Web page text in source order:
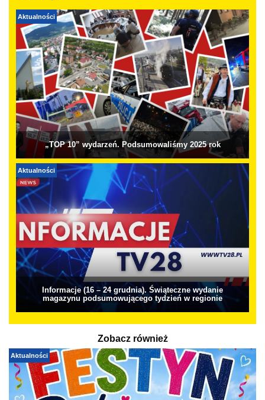
Aktualności
„TOP 10” wydarzeń. Podsumowaliśmy 2025 rok
Aktualności
Informacje (16 – 24 grudnia). Świąteczne wydanie
magazynu podsumowującego tydzień w regionie
Zobacz również
Aktualności